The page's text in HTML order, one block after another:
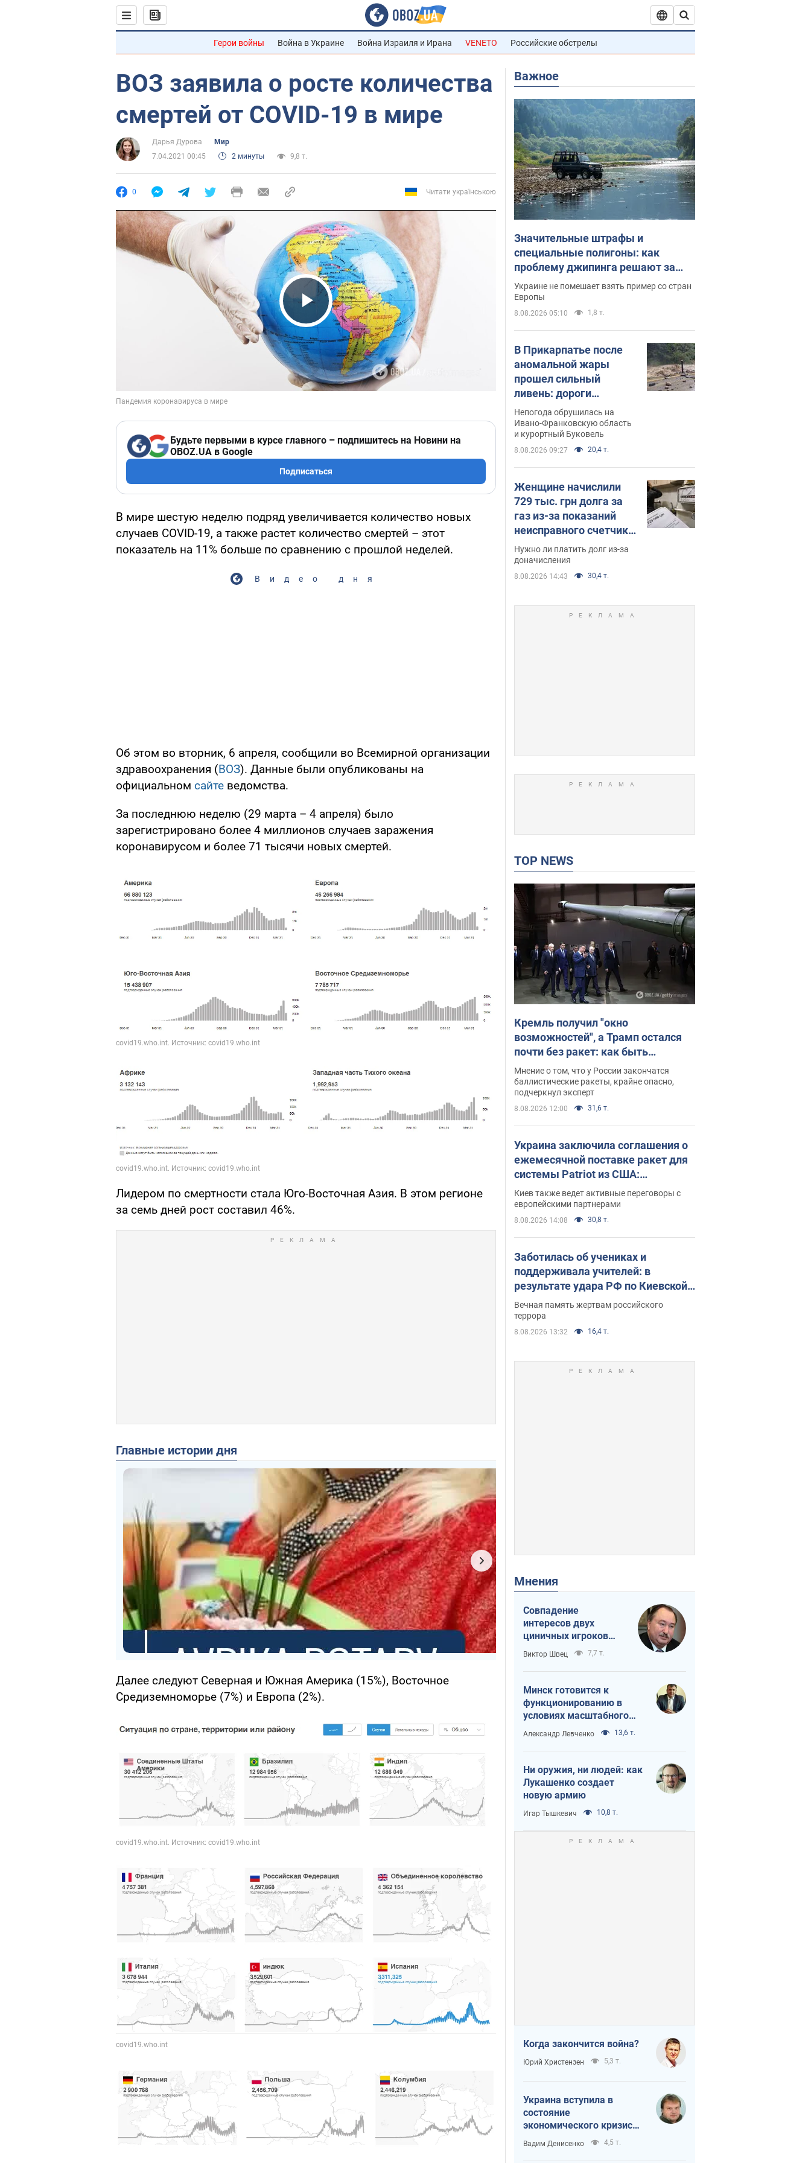
Герои войны Война в Украине Война Израиля и Ирана VENETO Российские обстрелы
ВОЗ заявила о росте количества
смертей от COVID-19 в мире
Дарья Дурова
Мир
7.04.2021 00:45
2 минуты 9,8 т.
0 Читати українською
Play Video
Будьте первыми в курсе главного – подпишитесь на Новини на
OBOZ.UA в Google
Подписаться
В мире шестую неделю подряд увеличивается количество новых
случаев COVID-19, а также растет количество смертей – этот
показатель на 11% больше по сравнению с прошлой неделей.
Видео дня
Об этом во вторник, 6 апреля, сообщили во Всемирной организации
здравоохранения (ВОЗ). Данные были опубликованы на
официальном сайте ведомства.
За последнюю неделю (29 марта – 4 апреля) было
зарегистрировано более 4 миллионов случаев заражения
коронавирусом и более 71 тысячи новых смертей.
Лидером по смертности стала Юго-Восточная Азия. В этом регионе
за семь дней рост составил 46%.
Главные истории дня
Далее следуют Северная и Южная Америка (15%), Восточное
Средиземноморье (7%) и Европа (2%).
Важное
Значительные штрафы и
специальные полигоны: как
проблему джипинга решают за
границей
Украине не помешает взять пример со стран
Европы
8.08.2026 05:10 1,8 т.
В Прикарпатье после
аномальной жары
прошел сильный
ливень: дороги
превратились в реки.
Видео
Непогода обрушилась на
Ивано-Франковскую область
и курортный Буковель
8.08.2026 09:27 20,4 т.
Женщине начислили
729 тыс. грн долга за
газ из-за показаний
неисправного счетчика:
судья вынес
неожиданное решение
Нужно ли платить долг из-за
доначисления
8.08.2026 14:43 30,4 т.
TOP NEWS
Кремль получил "окно
возможностей", а Трамп остался
почти без ракет: как быть
Украине? Интервью с Мельником
Мнение о том, что у России закончатся
баллистические ракеты, крайне опасно,
подчеркнул эксперт
8.08.2026 12:00 31,6 т.
Украина заключила соглашения о
ежемесячной поставке ракет для
системы Patriot из США:
Зеленский раскрыл подробности
Киев также ведет активные переговоры с
европейскими партнерами
8.08.2026 14:08 30,8 т.
Заботилась об учениках и
поддерживала учителей: в
результате удара РФ по Киевской
области погибли директор
киевского лицея, её муж и внук
Вечная память жертвам российского
террора
8.08.2026 13:32 16,4 т.
Мнения
Совпадение
интересов двух
циничных игроков
или тайный план
Трампа и Путина?
Виктор Швец 7,7 т.
Минск готовится к
функционированию в
условиях масштабного
военного кризиса
Александр Левченко 13,6 т.
Ни оружия, ни людей: как
Лукашенко создает
новую армию
Игар Тышкевич 10,8 т.
Когда закончится война?
Юрий Христензен 5,3 т.
Украина вступила в
состояние
экономического кризиса.
Есть ли свет в конце
туннеля?
Вадим Денисенко 4,5 т.